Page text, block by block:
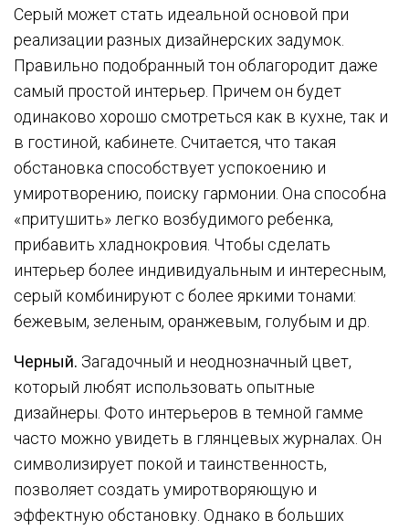
Серый может стать идеальной основой при
реализации разных дизайнерских задумок.
Правильно подобранный тон облагородит даже
самый простой интерьер. Причем он будет
одинаково хорошо смотреться как в кухне, так и
в гостиной, кабинете. Считается, что такая
обстановка способствует успокоению и
умиротворению, поиску гармонии. Она способна
«притушить» легко возбудимого ребенка,
прибавить хладнокровия. Чтобы сделать
интерьер более индивидуальным и интересным,
серый комбинируют с более яркими тонами:
бежевым, зеленым, оранжевым, голубым и др.
Черный. Загадочный и неоднозначный цвет,
который любят использовать опытные
дизайнеры. Фото интерьеров в темной гамме
часто можно увидеть в глянцевых журналах. Он
символизирует покой и таинственность,
позволяет создать умиротворяющую и
эффектную обстановку. Однако в больших